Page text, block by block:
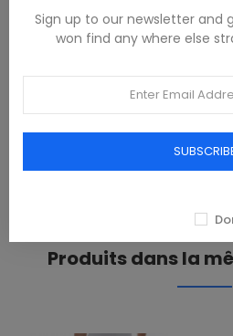
DESCRIPTION
PRODUCT DETAILS
Produits dans la
Sign up to our newsletter and
won find any where else